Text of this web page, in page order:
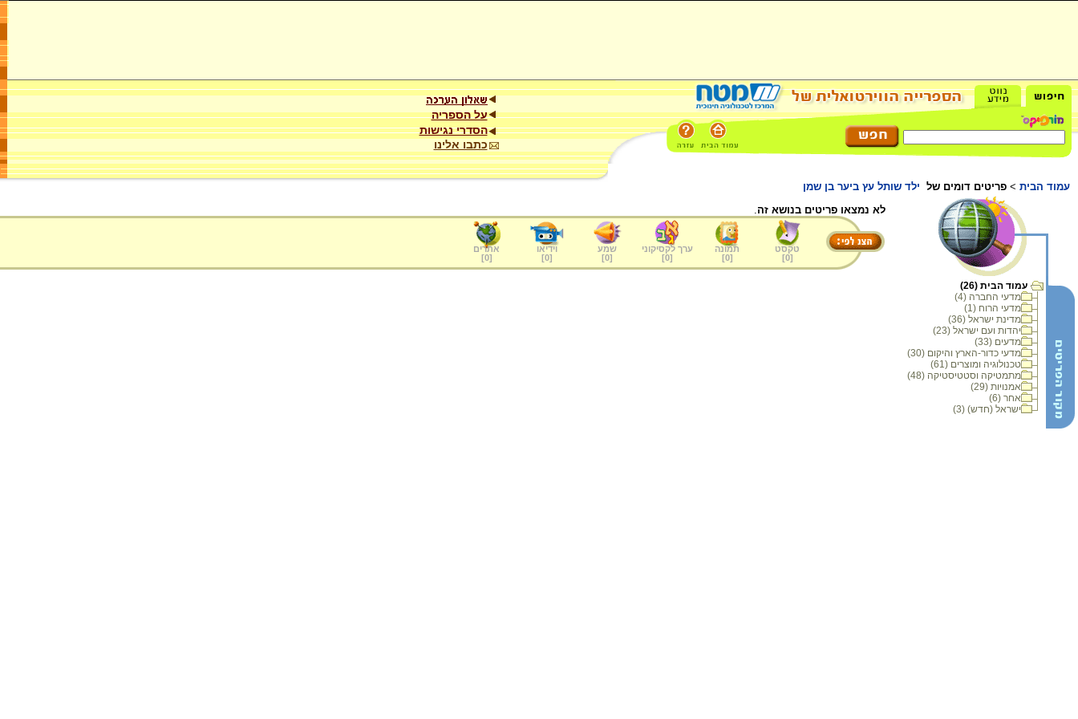
על הספריה
הסדרי נגישות
כתבו אלינו
עמוד הבית > פריטים דומים של ילד שותל עץ ביער בן שמן
עמוד הבית (26)
מדעי החברה (4)
מדעי הרוח (1)
מדינת ישראל (36)
יהדות ועם ישראל (23)
מדעים (33)
מדעי כדור-הארץ והיקום (30)
טכנולוגיה ומוצרים (61)
מתמטיקה וסטטיסטיקה (48)
אמנויות (29)
אחר (6)
ישראל (חדש) (3)
לא נמצאו פריטים בנושא זה.
טקסט
[
0
]
תמונה
[
0
]
ערך לקסיקוני
[
0
]
שמע
[
0
]
וידיאו
[
0
]
אתרים
[
0
]